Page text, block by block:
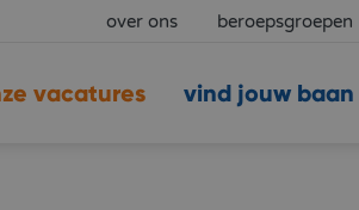
over ons beroepsgroepen
vind jouw baan
vacatures